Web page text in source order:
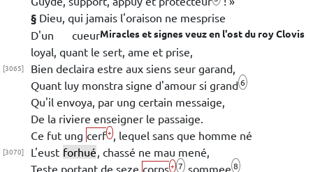
§ Dieu, qui jamais l'oraison ne mesprise
Miracles et signes veuz en l'ost du royClovis
D'un cueur
loyal, quant le sert, ame et prise,
[3065] Bien declaira estre aux siens seur garand,
Quant luy monstra signe d'amour si grand6
Qu'il envoya, par ung certain messaige,
De la riviere enseigner le passaige.
Ce fut ung cerf+ , lequel sans que homme né
[3070] L'eust forhué, chassé ne mau mené,
Teste portant de seze corps+ 7 sommee 8 ,